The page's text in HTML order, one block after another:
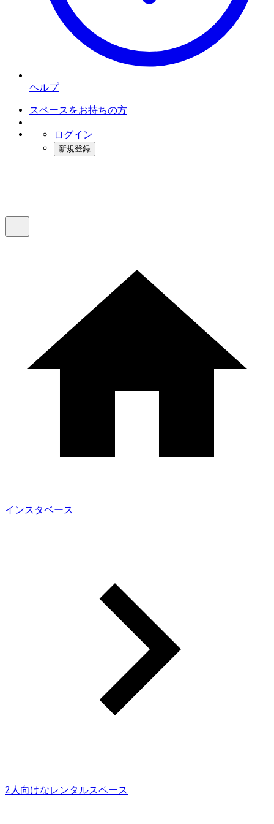
ヘルプ
スペースをお持ちの方
ログイン
新規登録
インスタベース
2人向けなレンタルスペース